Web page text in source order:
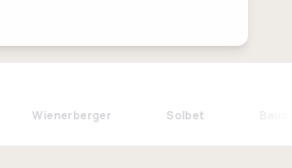
Wienerberger Solbet